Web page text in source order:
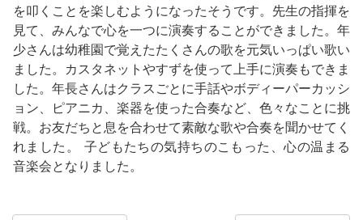
を叩くことを楽しむようになったそうです。先生の指揮を
見て、みんなで心を一つに演奏することができました。年
少さんは幼稚園で覚えたたくさんの歌を元気いっぱい歌い
ました。カスタネットやすずを使って上手に演奏もできま
した。年長さんはクラスごとに手話やボディーパーカッシ
ョン、ピアニカ、楽器を使った合奏など、色々なことに挑
戦。お友だちと息を合わせて素敵な歌や合奏を聞かせてく
れました。 子どもたちの気持ちのこもった、心の温まる
音楽会となりました。